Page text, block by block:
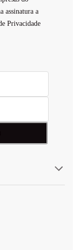
assinatura a
Privacidade